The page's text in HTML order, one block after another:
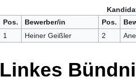
Pos.
Bewerber/in Pos.
1
Heiner Geißler 2
Linkes